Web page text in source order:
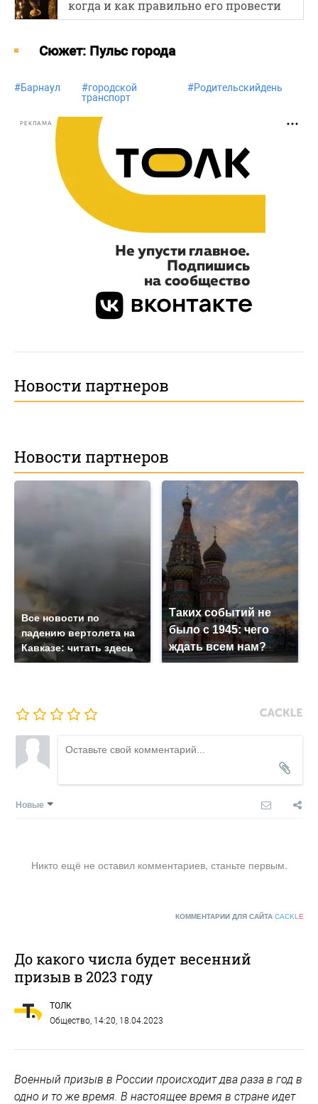
когда и как правильно его провести
Cюжет: Пульс города
#Барнаул #городской
транспорт
#Родительскийдень
РЕКЛАМА
Новости партнеров
Новости партнеров
Все новости по
падению вертолета на
Кавказе: читать здесь
Таких событий не
было с 1945: чего
ждать всем нам?
Новые
Никто ещё не оставил комментариев, станьте первым.
КОММЕНТАРИИ ДЛЯ САЙТА CACKL E
До какого числа будет весенний
призыв в 2023 году
ТОЛК
Общество, 14:20, 18.04.2023
Военный призыв в России происходит два раза в год в
одно и то же время. В настоящее время в стране идет